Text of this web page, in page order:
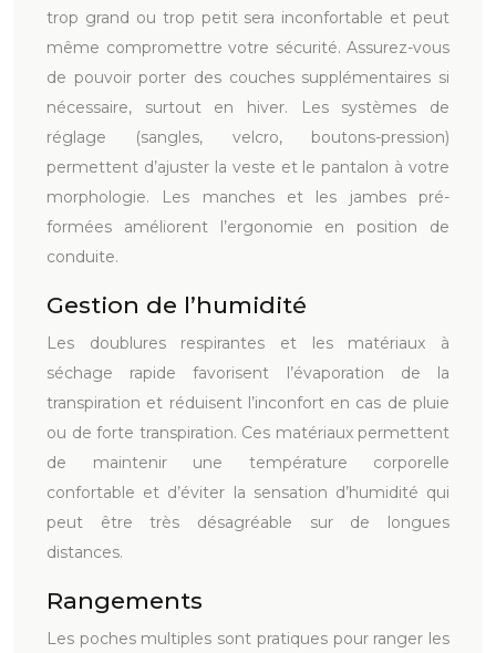
trop grand ou trop petit sera inconfortable et peut
même compromettre votre sécurité. Assurez-vous
de pouvoir porter des couches supplémentaires si
nécessaire, surtout en hiver. Les systèmes de
réglage (sangles, velcro, boutons-pression)
permettent d’ajuster la veste et le pantalon à votre
morphologie. Les manches et les jambes pré-
formées améliorent l’ergonomie en position de
conduite.
Gestion de l’humidité
Les doublures respirantes et les matériaux à
séchage rapide favorisent l’évaporation de la
transpiration et réduisent l’inconfort en cas de pluie
ou de forte transpiration. Ces matériaux permettent
de maintenir une température corporelle
confortable et d’éviter la sensation d’humidité qui
peut être très désagréable sur de longues
distances.
Rangements
Les poches multiples sont pratiques pour ranger les